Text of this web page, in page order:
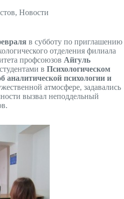
, Новости
в субботу по приглашению
отделения филиала
профсоюзов Айгуль
в Психологическом
аналитической психологии и
атмосфере, задавались
вызвал неподдельный